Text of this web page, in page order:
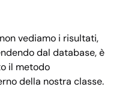
vediamo i risultati,
dal database, è
il metodo
della nostra classe.